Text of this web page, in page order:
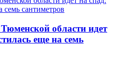
области идет
еще на семь